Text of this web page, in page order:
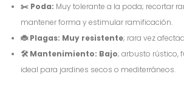
✂️ Poda: Muy tolerante a la poda; recortar
mantener forma y estimular ramificación.
🐞 Plagas: Muy resistente; rara vez
🛠️ Mantenimiento: Bajo; arbusto rústico,
ideal para jardines secos o mediterráneos.